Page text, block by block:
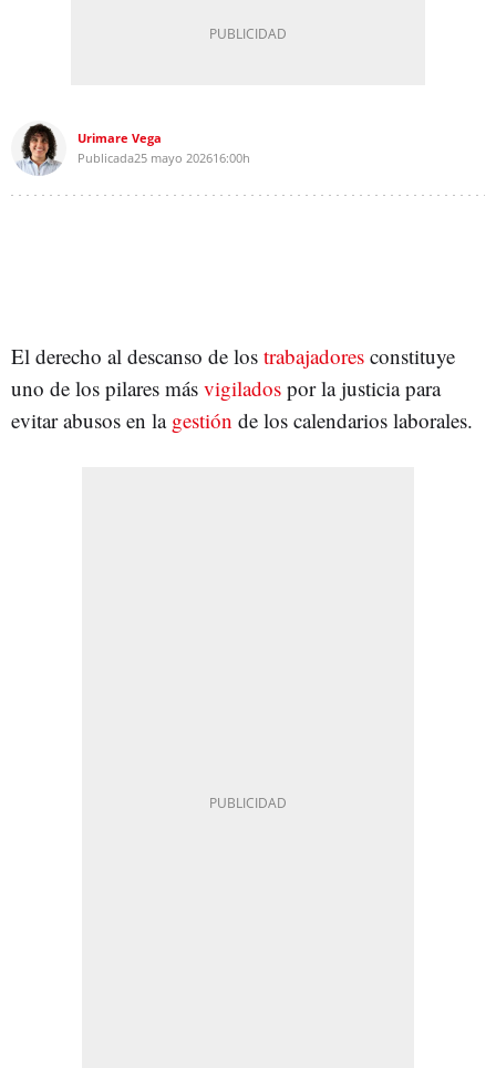
Urimare Vega
Publicada25 mayo 202616:00h
El derecho al descanso de los trabajadores constituye
uno de los pilares más vigilados por la justicia para
evitar abusos en la gestión de los calendarios laborales.